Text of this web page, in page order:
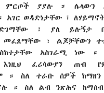
ምርጦች ያያሉ ። ሌላውን
አገር ወዳድነታቸው ፣
፣ ያለ ይሉኝታ
መፈጸማቸው ፣ ልጆቻቸውን
አስገራሚ ነው ።
እነዚህ ፈሪሳውያን ጠብ
። ስለ ተራቡ ሰዎች ከማዘን
። ስለ ልብ ንጽሕና